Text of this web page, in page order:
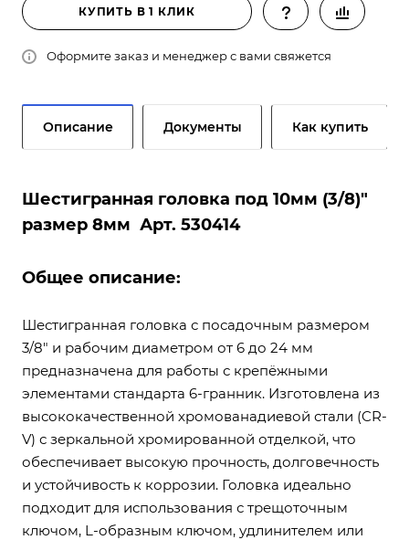
КУПИТЬ В 1 КЛИК
Оформите заказ и менеджер с вами свяжется
Описание Документы Как купить
Шестигранная головка под 10мм (3/8)"
размер 8мм Арт. 530414
Общее описание:
Шестигранная головка с посадочным размером
3/8" и рабочим диаметром от 6 до 24 мм
предназначена для работы с крепёжными
элементами стандарта 6-гранник. Изготовлена из
высококачественной хромованадиевой стали (CR-
V) с зеркальной хромированной отделкой, что
обеспечивает высокую прочность, долговечность
и устойчивость к коррозии. Головка идеально
подходит для использования с трещоточным
ключом, L-образным ключом, удлинителем или